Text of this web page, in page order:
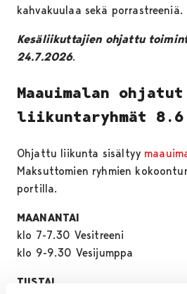
kahvakuulaa sekä porrastreeniä.
Kesäliikuttajien ohjattu
24.7.2026.
Maauimalan ohjatut
liikuntaryhmät
Ohjattu liikunta sisältyy
Maksuttomien ryhmien
portilla.
MAANANTAI
klo 7-7.30 Vesitreeni
klo 9-9.30 Vesijumppa
TIISTAI